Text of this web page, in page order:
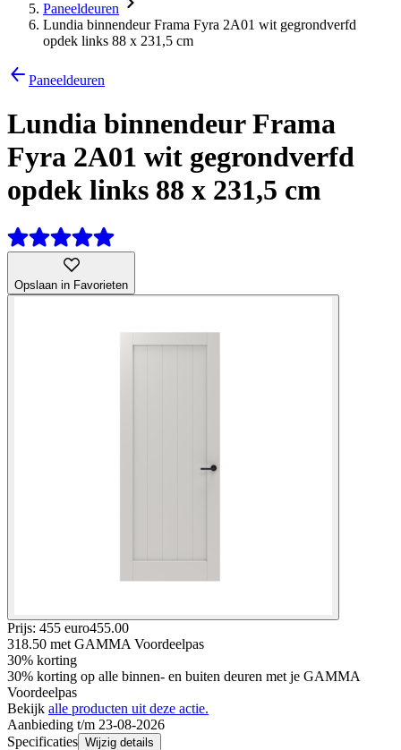
Paneeldeuren
Lundia binnendeur Frama Fyra 2A01 wit gegrondverfd
opdek links 88 x 231,5 cm
Paneeldeuren
Lundia binnendeur Frama
Fyra 2A01 wit gegrondverfd
opdek links 88 x 231,5 cm
Opslaan in Favorieten
Prijs: 455 euro455.00
318.50 met GAMMA Voordeelpas
30% korting
30% korting op alle binnen- en buiten deuren met je GAMMA
Voordeelpas
Bekijk alle producten uit deze actie.
Aanbieding t/m 23-08-2026
Specificaties Wijzig details